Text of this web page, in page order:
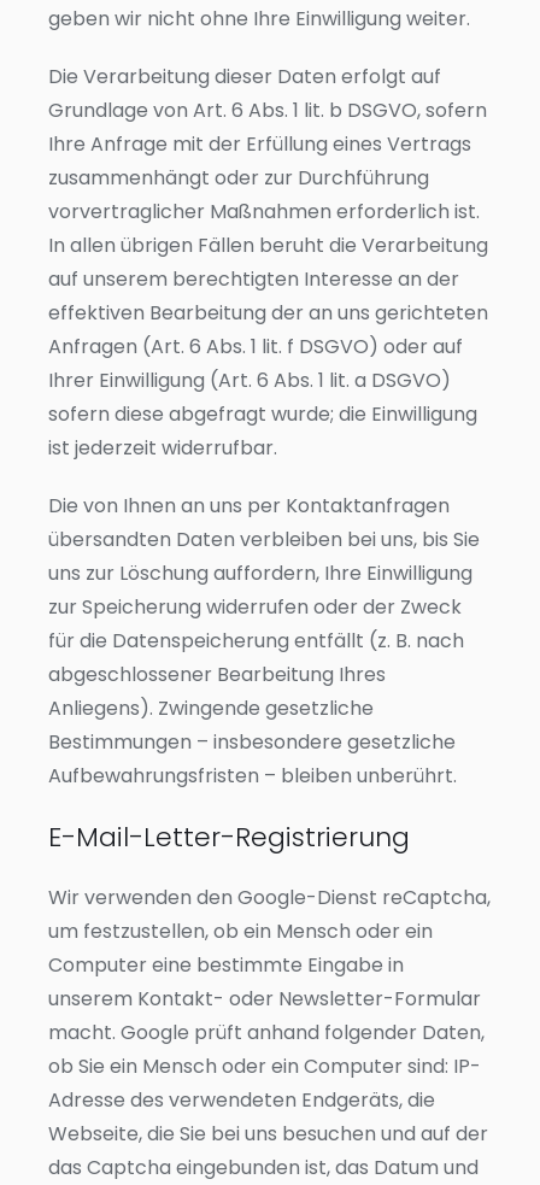
geben wir nicht ohne Ihre Einwilligung weiter.
Die Verarbeitung dieser Daten erfolgt auf
Grundlage von Art. 6 Abs. 1 lit. b DSGVO, sofern
Ihre Anfrage mit der Erfüllung eines Vertrags
zusammenhängt oder zur Durchführung
vorvertraglicher Maßnahmen erforderlich ist.
In allen übrigen Fällen beruht die Verarbeitung
auf unserem berechtigten Interesse an der
effektiven Bearbeitung der an uns gerichteten
Anfragen (Art. 6 Abs. 1 lit. f DSGVO) oder auf
Ihrer Einwilligung (Art. 6 Abs. 1 lit. a DSGVO)
sofern diese abgefragt wurde; die Einwilligung
ist jederzeit widerrufbar.
Die von Ihnen an uns per Kontaktanfragen
übersandten Daten verbleiben bei uns, bis Sie
uns zur Löschung auffordern, Ihre Einwilligung
zur Speicherung widerrufen oder der Zweck
für die Datenspeicherung entfällt (z. B. nach
abgeschlossener Bearbeitung Ihres
Anliegens). Zwingende gesetzliche
Bestimmungen – insbesondere gesetzliche
Aufbewahrungsfristen – bleiben unberührt.
E-Mail-Letter-Registrierung
Wir verwenden den Google-Dienst reCaptcha,
um festzustellen, ob ein Mensch oder ein
Computer eine bestimmte Eingabe in
unserem Kontakt- oder Newsletter-Formular
macht. Google prüft anhand folgender Daten,
ob Sie ein Mensch oder ein Computer sind: IP-
Adresse des verwendeten Endgeräts, die
Webseite, die Sie bei uns besuchen und auf der
das Captcha eingebunden ist, das Datum und